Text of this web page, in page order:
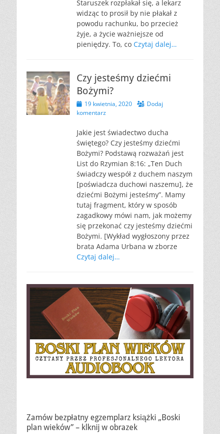
Staruszek rozpłakał się, a lekarz
widząc to prosił by nie płakał z
powodu rachunku, bo przecież
żyje, a życie ważniejsze od
pieniędzy. To, co Czytaj dalej…
Czy jesteśmy dziećmi
Bożymi?
Opublikowano
19 kwietnia, 2020
Dodaj
komentarz
Jakie jest świadectwo ducha
świętego? Czy jesteśmy dziećmi
Bożymi? Podstawą rozważań jest
List do Rzymian 8:16: „Ten Duch
świadczy wespół z duchem naszym
[poświadcza duchowi naszemu], że
dziećmi Bożymi jesteśmy”. Mamy
tutaj fragment, który w sposób
zagadkowy mówi nam, jak możemy
się przekonać czy jesteśmy dziećmi
Bożymi. [Wykład wygłoszony przez
brata Adama Urbana w zborze
Czytaj dalej…
Zamów bezpłatny egzemplarz książki „Boski
plan wieków” – klknij w obrazek